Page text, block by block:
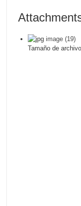
image (19)
Tamaño de